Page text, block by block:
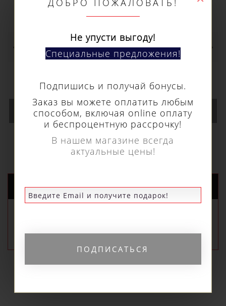
Не упусти выгоду!
Подпишись и получай бонусы.
способом, включая online оплату
и беспроцентную рассрочку!
В нашем магазине всегда
актуальные цены!
Кольцевое сверло Euroboor HSS длина 30
мм, Ø 78 HCS.780
В КОРЗИНУ
НОВЫЕ ПОСТУПЛЕНИЯ
ПОПУЛЯРНЫЕ